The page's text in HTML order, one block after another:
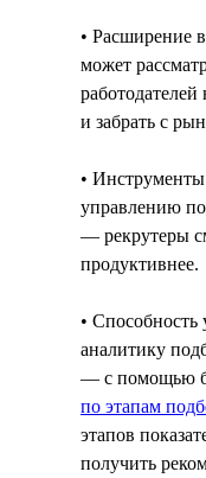
• Расширение
может
и забрать с
• Инструменты
управлению
— рекрутеры
продуктивнее.
• Способность
аналитику
— с помощью
по этапам
этапов
получить